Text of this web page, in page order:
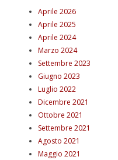
Aprile 2026
Aprile 2025
Aprile 2024
Marzo 2024
Settembre 2023
Giugno 2023
Luglio 2022
Dicembre 2021
Ottobre 2021
Settembre 2021
Agosto 2021
Maggio 2021